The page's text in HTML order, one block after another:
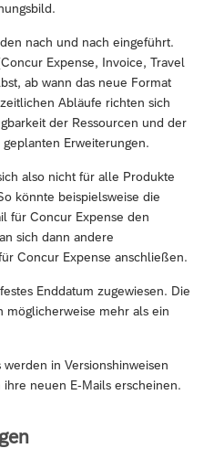
nach und nach eingeführt.
Expense, Invoice, Travel
ab wann das neue Format
Abläufe richten sich
der Ressourcen und der
Erweiterungen.
also nicht für alle Produkte
könnte beispielsweise die
für Concur Expense den
sich dann andere
Concur Expense anschließen.
Enddatum zugewiesen. Die
möglicherweise mehr als ein
in Versionshinweisen
neuen E-Mails erscheinen.